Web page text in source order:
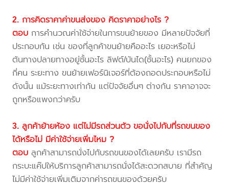
2. การคิดราคาค่าขนส่งของ คิดราคาอย่างไร ?
ตอบ การคำนวณค่าใช้จ่ายในการขนย้ายของ มีหลายปัจจัยที่
ประกอบกัน เช่น ของที่ลูกค้าขนย้ายคืออะไร เยอะหรือไม่
ต้นทางปลายทางอยู่ชั้นอะไร ลิฟต์/บันได(ชั้นอะไร) คนยกของ
กี่คน ระยะทาง ขนย้ายเฟอร์นิเจอร์ที่ต้องถอดประกอบหรือไม่
ดังนั้น แม้ระยะทางเท่ากัน แต่ปัจจัยอื่นๆ ต่างกัน ราคาอาจจะ
ถูกหรือแพงกว่าครับ
3. ลูกค้าย้ายห้อง แต่ไม่มีรถส่วนตัว ขอนั่งไปกับที่รถขนของ
ได้หรือไม่ มีค่าใช้จ่ายเพิ่มไหม ?
ตอบ ลูกค้าสามารถนั่งไปกับรถขนของได้เลยครับ เรามีรถ
กระบะแค๊ปให้บริการลูกค้าสามารถนั่งได้สะดวกสบาย ที่สำคัญ
ไม่มีค่าใช้จ่ายเพิ่มเติมจากค่ารถขนของด้วยครับ